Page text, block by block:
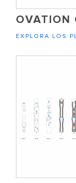
OVATION
EXPLORA LOS